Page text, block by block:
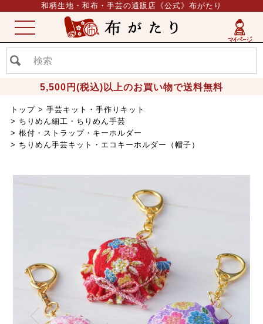
和柄生地・和布・手芸の通販店《公式》布がたり
5,500円(税込)以上のお買い物で送料無料
ME
NU
トップ
手芸キット・手作りキット
ちりめん細工・ちりめん手芸
根付・ストラップ・キーホルダー
ちりめん手芸キット・エコキーホルダー（帽子）